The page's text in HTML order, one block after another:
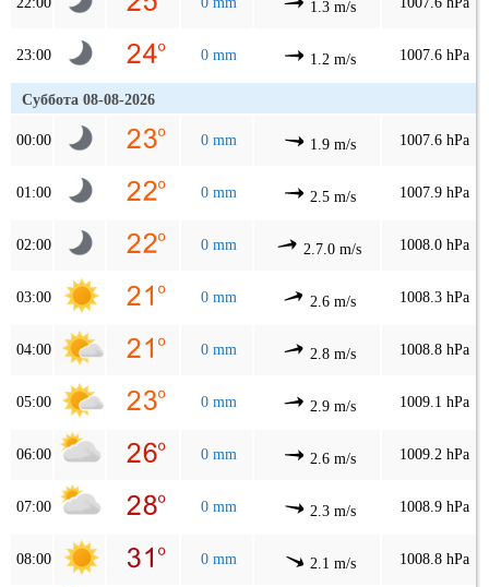
1.3 m/s
23:00 0 mm 1.2 m/s 1007.6 hPa
Суббота 08-08-2026
00:00 0 mm 1.9 m/s 1007.6 hPa
01:00 0 mm 2.5 m/s 1007.9 hPa
02:00 0 mm 2.7.0 m/s 1008.0 hPa
03:00 0 mm 2.6 m/s 1008.3 hPa
04:00 0 mm 2.8 m/s 1008.8 hPa
05:00 0 mm 2.9 m/s 1009.1 hPa
06:00 0 mm 2.6 m/s 1009.2 hPa
07:00 0 mm 2.3 m/s 1008.9 hPa
08:00 0 mm 2.1 m/s 1008.8 hPa